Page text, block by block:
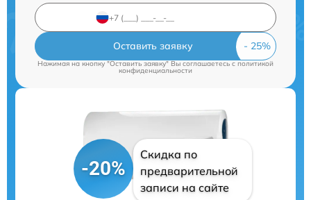
Оставить заявку
Нажимая на кнопку "Оставить заявку" Вы соглашаетесь cполитикой
конфиденциальности
-20%
Скидка по
предварительной
записи на сайте